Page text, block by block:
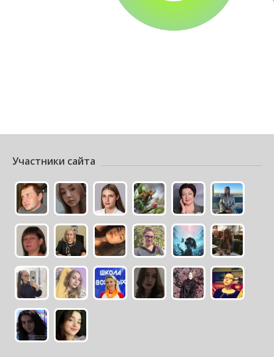
Участники сайта